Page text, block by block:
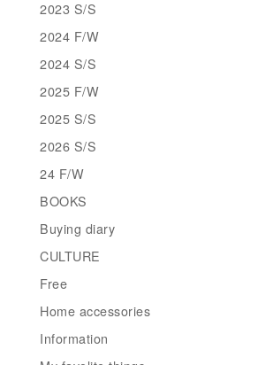
2023 S/S
2024 F/W
2024 S/S
2025 F/W
2025 S/S
2026 S/S
24 F/W
BOOKS
Buying diary
CULTURE
Free
Home accessories
Information